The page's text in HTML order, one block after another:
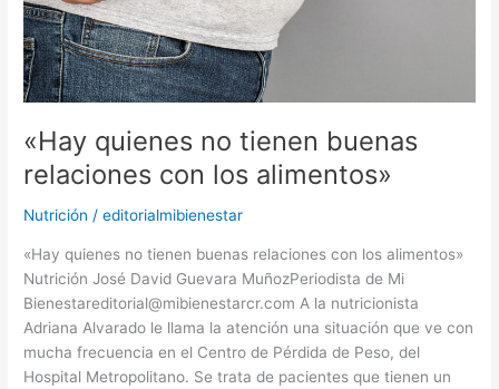
«Hay quienes no tienen buenas
relaciones con los alimentos»
Nutrición /editorialmibienestar
«Hay quienes no tienen buenas relaciones con los alimentos»
Nutrición José David Guevara MuñozPeriodista de Mi
Bienestareditorial@mibienestarcr.com A la nutricionista
Adriana Alvarado le llama la atención una situación que ve con
mucha frecuencia en el Centro de Pérdida de Peso, del
Hospital Metropolitano. Se trata de pacientes que tienen un
alimentos»